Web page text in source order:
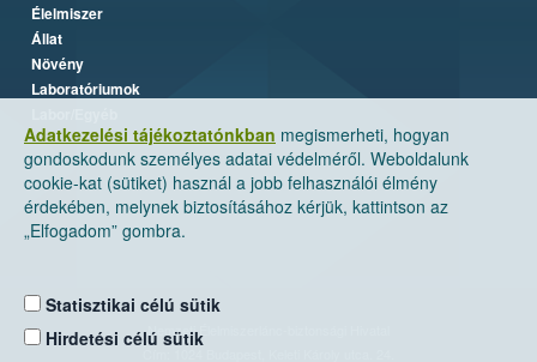
Adatkezelési tájékoztatónkban megismerheti, hogyan
gondoskodunk személyes adatai védelméről. Weboldalunk
cookie-kat (sütiket) használ a jobb felhasználói élmény
érdekében, melynek biztosításához kérjük, kattintson az
„Elfogadom” gombra.
Statisztikai célú sütik
Hirdetési célú sütik
Élelmiszer
Állat
Növény
Laboratóriumok
Nemzeti Élelmiszerlánc-biztonsági Hivatal